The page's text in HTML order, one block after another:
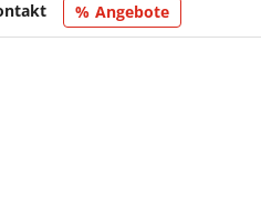
Angebote